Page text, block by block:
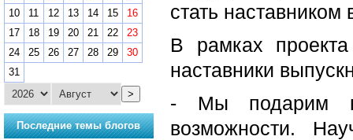
стать
В рамках
наставники
- Мы подарим
возможности.
10
11 12 13 14 15
16
17
18 19 20 21 22
23
24
25 26 27 28 29
30
31
>
Последние темы блогов